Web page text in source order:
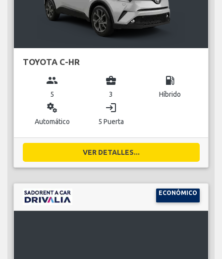
TOYOTA C-HR
group
5
business_center
3
local_gas_station
Híbrido
miscellaneous_services
Automático
login
5 Puerta
VER DETALLES...
ECONÓMICO